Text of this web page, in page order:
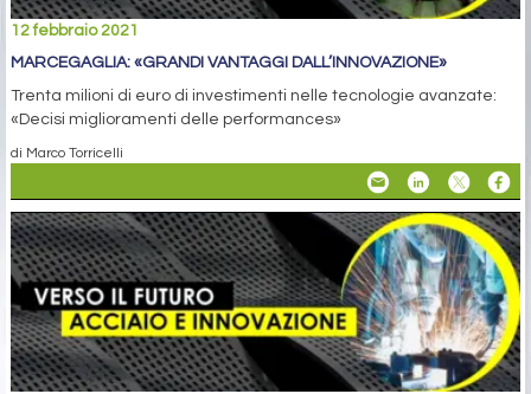
12 febbraio 2021
MARCEGAGLIA: «GRANDI VANTAGGI DALL’INNOVAZIONE»
Trenta milioni di euro di investimenti nelle tecnologie avanzate:
«Decisi miglioramenti delle performances»
di Marco Torricelli